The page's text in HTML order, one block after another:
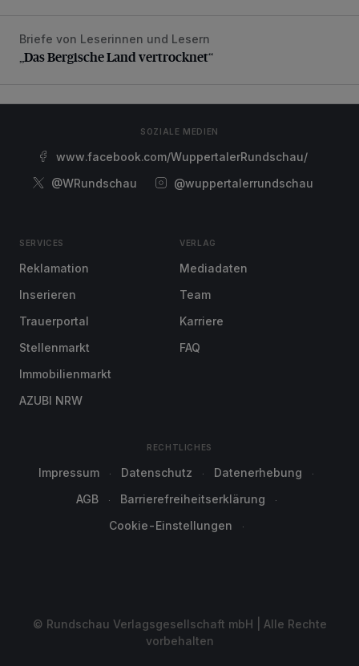
„Das Bergische Land vertrocknet“
Briefe von Leserinnen und Lesern
„Das Bergische Land vertrocknet“
SOZIALE MEDIEN
www.facebook.com/WuppertalerRundschau/
@WRundschau
@wuppertalerrundschau
SERVICES
Reklamation
Inserieren
Trauerportal
Stellenmarkt
Immobilienmarkt
AZUBI NRW
VERLAG
Mediadaten
Team
Karriere
FAQ
RECHTLICHES
Impressum Datenschutz
Datenerhebung
AGB
Barrierefreiheitserklärung
Cookie-Einstellungen
© Rundschau Verlagsgesellschaft mbH | Alle Rechte
vorbehalten